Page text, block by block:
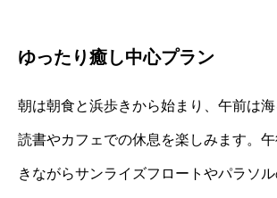
ゆったり癒し中心プラン
朝は朝食と浜歩きから始まり、午前は
読書やカフェでの休息を楽しみます。
きながらサンライズフロートやパラソ